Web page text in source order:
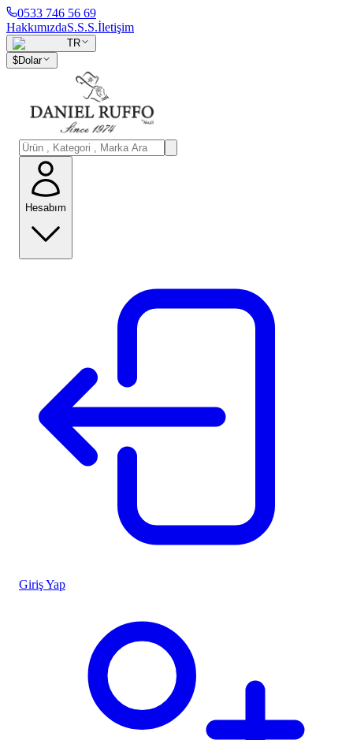
0533 746 56 69
HakkımızdaS.S.S.İletişim
TR
$Dolar
Hesabım
Giriş Yap